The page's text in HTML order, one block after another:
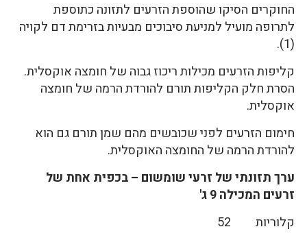
החוקרים הסיקו שהוספת הזרעים לתזונה כתוספת
לתרופה מועיל למניעת סיבוכים מבעיות בזרימת דם לקויה
(1).
קליפות הזרעים מכילות ריכוז גבוה של חומצה אוקסלית.
הסרת חלק הקליפות תורם להורדת הרמה של חומצה
אוקסלית.
חימום הזרעים לפני שכובשים מהם שמן תורם גם הוא
להורדת הרמה של החומצה האוקסלית.
ערך תזונתי של זרעי שומשום – בכפית אחת של
זרעים המכילה 9 ג'
קלוריות 52